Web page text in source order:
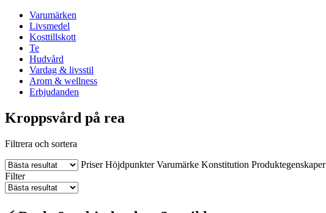
Varumärken
Livsmedel
Kosttillskott
Te
Hudvård
Vardag & livsstil
Arom & wellness
Erbjudanden
Kroppsvård på rea
Filtrera och sortera
Priser Höjdpunkter Varumärke Konstitution Produktegenskaper
Filter